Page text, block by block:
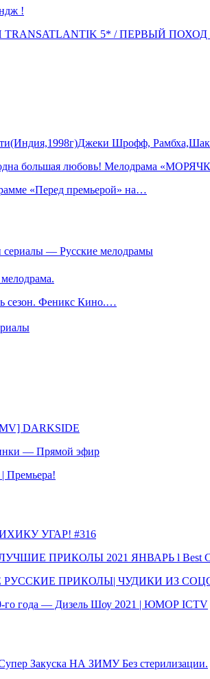
!
5* / ПЕРВЫЙ
Шрофф,
большая любовь! Мелодрама
«Перед премьерой» на…
— Русские мелодрамы
сезон. Феникс Кино.…
DARKSIDE
— Прямой эфир
Премьера!
УГАР! #316
ПРИКОЛЫ 2021 ЯНВАРЬ l Best
ПРИКОЛЫ| ЧУДИКИ ИЗ
года — Дизель Шоу 2021 | ЮМОР ICTV
НА ЗИМУ Без стерилизации.